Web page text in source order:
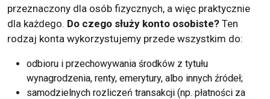
przeznaczony dla osób fizycznych, a więc praktycznie
dla każdego. Do czego służy konto osobiste? Ten
rodzaj konta wykorzystujemy przede wszystkim do:
odbioru i przechowywania środków z tytułu
wynagrodzenia, renty, emerytury, albo innych źródeł;
samodzielnych rozliczeń transakcji (np. płatności za